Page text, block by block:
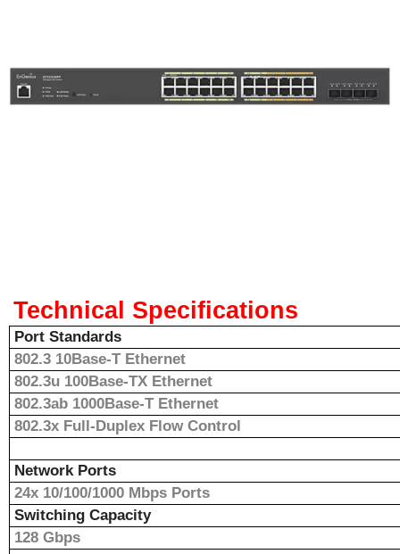
Technical Specifications
Port Standards
802.3 10Base-T Ethernet
802.3u 100Base-TX Ethernet
802.3ab 1000Base-T Ethernet
802.3x Full-Duplex Flow Control
Network Ports
24x 10/100/1000 Mbps Ports
Switching Capacity
128 Gbps